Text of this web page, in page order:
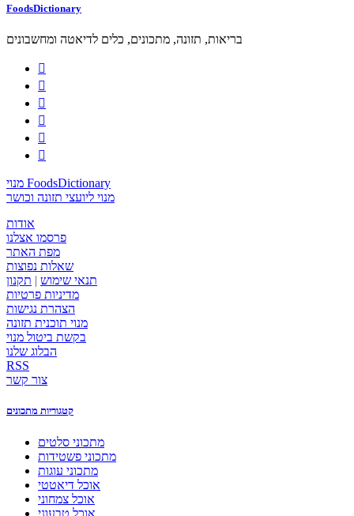
FoodsDictionary
בריאות, תזונה, מתכונים, כלים לדיאטה ומחשבונים






מנוי FoodsDictionary
מנוי ליועצי תזונה וכושר
אודות
פרסמו אצלנו
מפת האתר
שאלות נפוצות
תנאי שימוש | תקנון
מדיניות פרטיות
הצהרת נגישות
מנוי תוכנית תזונה
בקשת ביטול מנוי
הבלוג שלנו
RSS
צור קשר
קטגוריות מתכונים
מתכוני סלטים
מתכוני פשטידות
מתכוני עוגות
אוכל דיאטטי
אוכל צמחוני
אוכל טבעוני